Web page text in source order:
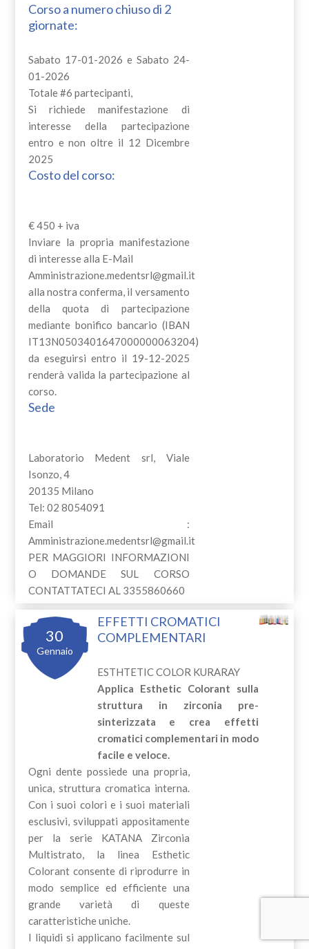
Corso a numero chiuso di 2
giornate:
Sabato 17-01-2026 e Sabato 24-
01-2026
Totale #6 partecipanti,
Si richiede manifestazione di
interesse della partecipazione
entro e non oltre il 12 Dicembre
2025
Costo del corso:
€ 450 + iva
Inviare la propria manifestazione
di interesse alla E-Mail
Amministrazione.medentsrl@gmail.it
alla nostra conferma, il versamento
della quota di partecipazione
mediante bonifico bancario (IBAN
IT13N0503401647000000063204)
da eseguirsi entro il 19-12-2025
renderà valida la partecipazione al
corso.
Sede
Laboratorio Medent srl, Viale
Isonzo, 4
20135 Milano
Tel: 02 8054091
Email :
Amministrazione.medentsrl@gmail.it
PER MAGGIORI INFORMAZIONI
O DOMANDE SUL CORSO
CONTATTATECI AL 3355860660
30
Gennaio
EFFETTI CROMATICI
COMPLEMENTARI
ESTHTETIC COLOR KURARAY
Applica Esthetic Colorant sulla
struttura in zirconia pre-
sinterizzata e crea effetti
cromatici complementari in modo
facile e veloce.
Ogni dente possiede una propria,
unica, struttura cromatica interna.
Con i suoi colori e i suoi materiali
esclusivi, sviluppati appositamente
per la serie KATANA Zirconia
Multistrato, la linea Esthetic
Colorant consente di riprodurre in
modo semplice ed efficiente una
grande varietà di queste
caratteristiche uniche.
I liquidi si applicano facilmente sul